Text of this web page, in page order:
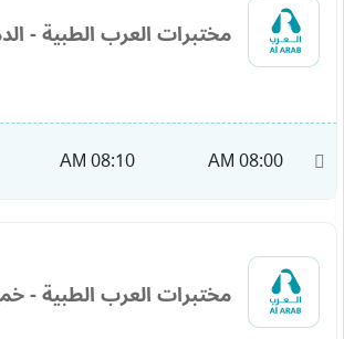
مختبرات العرب الطبية -
08:00 AM
08:10 AM
مختبرات العرب الطبية -